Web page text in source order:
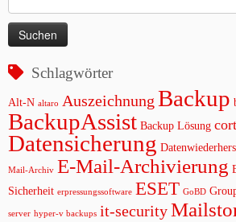
nach:
Schlagwörter
Alt-N altaro Auszeichnung Backup
BackupAssist Backup Lösung
Datensicherung
Mail-Archiv E-Mail-Archivierung
Sicherheit erpressungssoftware ESET GoBD
server hyper-v backups it-security